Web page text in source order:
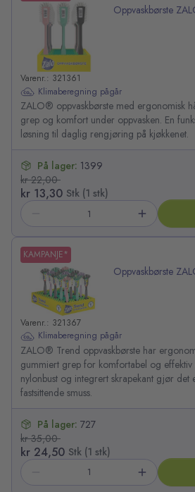
Oppvaskbørste
Varenr.: 321361
Klimaberegning pågår
ZALO® oppvaskbørste med ergonomisk
grep og komfort under oppvasken. En
løsning til daglig rengjøring på kjøkkenet.
kr 22,00
kr 13,30 Stk (1 stk)
På lager: 1399
KAMPANJE*
Oppvaskbørste
Varenr.: 321367
Klimaberegning pågår
ZALO® Trend oppvaskbørste har
gummiert grep for komfortabel og effektiv
nylonbust og integrert skrapekant gjør det
fastsittende smuss.
kr 35,00
kr 24,50 Stk (1 stk)
På lager: 727